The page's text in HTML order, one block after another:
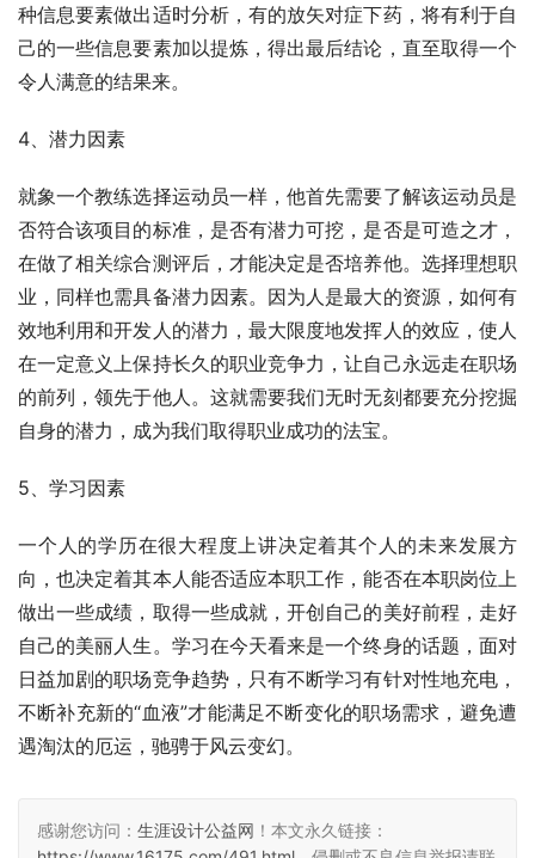
种信息要素做出适时分析，有的放矢对症下药，将有利于自
己的一些信息要素加以提炼，得出最后结论，直至取得一个
令人满意的结果来。
4、潜力因素
就象一个教练选择运动员一样，他首先需要了解该运动员是
否符合该项目的标准，是否有潜力可挖，是否是可造之才，
在做了相关综合测评后，才能决定是否培养他。选择理想职
业，同样也需具备潜力因素。因为人是最大的资源，如何有
效地利用和开发人的潜力，最大限度地发挥人的效应，使人
在一定意义上保持长久的职业竞争力，让自己永远走在职场
的前列，领先于他人。这就需要我们无时无刻都要充分挖掘
自身的潜力，成为我们取得职业成功的法宝。
5、学习因素
一个人的学历在很大程度上讲决定着其个人的未来发展方
向，也决定着其本人能否适应本职工作，能否在本职岗位上
做出一些成绩，取得一些成就，开创自己的美好前程，走好
自己的美丽人生。学习在今天看来是一个终身的话题，面对
日益加剧的职场竞争趋势，只有不断学习有针对性地充电，
不断补充新的“血液”才能满足不断变化的职场需求，避免遭
遇淘汰的厄运，驰骋于风云变幻。
感谢您访问： 生涯设计公益网 ！本文永久链接：